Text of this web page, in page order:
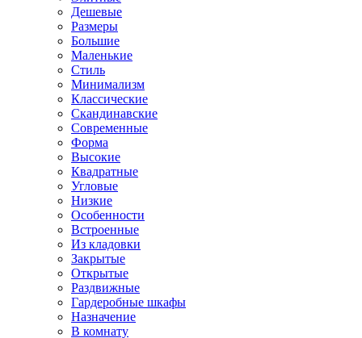
Дешевые
Размеры
Большие
Маленькие
Стиль
Минимализм
Классические
Скандинавские
Современные
Форма
Высокие
Квадратные
Угловые
Низкие
Особенности
Встроенные
Из кладовки
Закрытые
Открытые
Раздвижные
Гардеробные шкафы
Назначение
В комнату